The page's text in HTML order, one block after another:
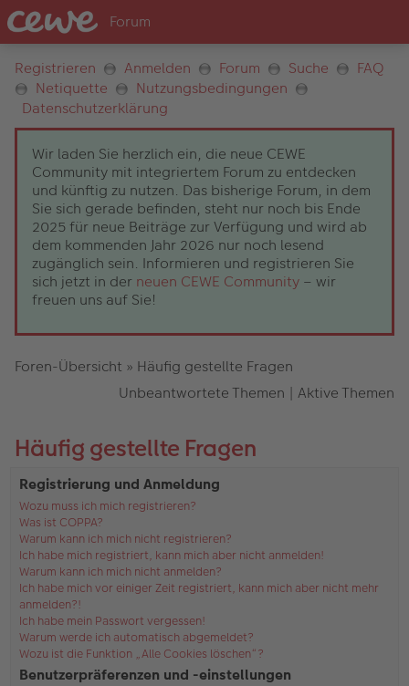
Registrieren Anmelden Forum Suche
FAQ
Netiquette
Nutzungsbedingungen
Datenschutzerklärung
Wir laden Sie herzlich ein, die neue CEWE
Community mit integriertem Forum zu entdecken
und künftig zu nutzen. Das bisherige Forum, in dem
Sie sich gerade befinden, steht nur noch bis Ende
2025 für neue Beiträge zur Verfügung und wird ab
dem kommenden Jahr 2026 nur noch lesend
zugänglich sein. Informieren und registrieren Sie
sich jetzt in der neuen CEWE Community – wir
freuen uns auf Sie!
Foren-Übersicht » Häufig gestellte Fragen
Unbeantwortete Themen | Aktive Themen
Häufig gestellte Fragen
Registrierung und Anmeldung
Wozu muss ich mich registrieren?
Was ist COPPA?
Warum kann ich mich nicht registrieren?
Ich habe mich registriert, kann mich aber nicht anmelden!
Warum kann ich mich nicht anmelden?
Ich habe mich vor einiger Zeit registriert, kann mich aber nicht mehr
anmelden?!
Ich habe mein Passwort vergessen!
Warum werde ich automatisch abgemeldet?
Wozu ist die Funktion „Alle Cookies löschen“?
Benutzerpräferenzen und -einstellungen